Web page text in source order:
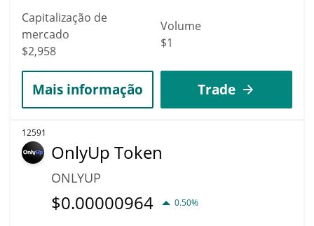
Capitalização de
mercado
$2,958
Volume
$1
Mais informação Trade
12591
OnlyUp Token
ONLYUP
$0.00000964 0.50%